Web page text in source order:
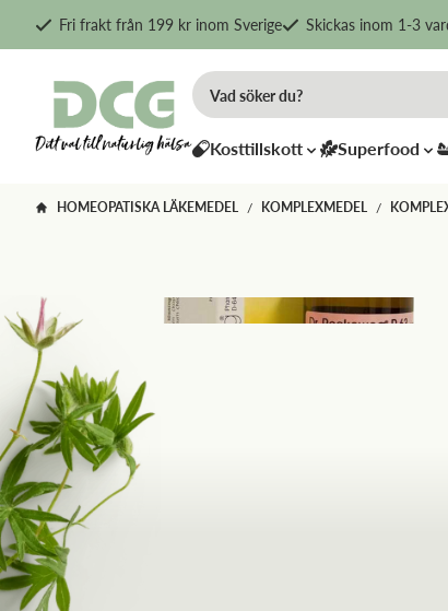
Fri frakt från 199 kr inom Sverige Skickas inom 1-3
Kosttillskott Superfood
HOMEOPATISKA LÄKEMEDEL / KOMPLEXMEDEL /